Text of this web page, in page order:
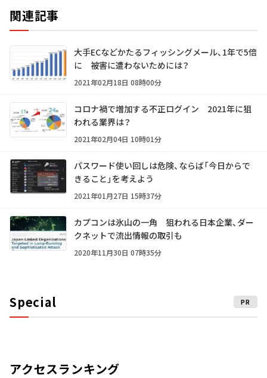
関連記事
大手ECなどかたるフィッシングメール、1年で5倍
に 被害に遭わないためには？
2021年02月18日 08時00分
コロナ禍で増加する不正ログイン 2021年に狙
われる業界は？
2021年02月04日 10時01分
パスワード使い回しは危険、ならば「今日からで
きること」を考えよう
2021年01月27日 15時37分
カプコンは氷山の一角 狙われる日本企業、ダー
クネットで流出情報の取引も
2020年11月30日 07時35分
Special PR
アクセスランキング